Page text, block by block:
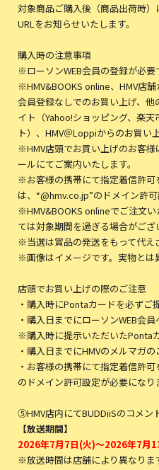
対象商品ご購入後（商品出荷時
URLをお知らせいたします。
購入時の注意事項
※ローソンWEB会員の登録が必要
※HMV&BOOKS online、HMV店
会員登録なしでのお買い上げ、他
イト（Yahoo!ショッピング、楽
ト）、HMV＠Loppiからのお買い
※HMV店頭でお買い上げのお客
ールにてご案内いたします。
※お客様の携帯にて指定着信許可
は、“@hmv.co.jp”のドメイン許可
※HMV&BOOKS onlineでご注文
ては対象期間を過ぎる場合がござ
※当選は賞品の発送をもって代え
※画像はイメージです。実物とは
店頭でお買い上げの際のご注意
・購入時にPontaカードを必ずご
・購入日までにローソンWEB会
※購入時に提示いただいたPonta
・購入日までにHMVのメルマガの
・お客様の携帯にて指定着信許
のドメイン許可設定が必要になり
⑤HMV店内にてBUDDiiSのコメン
【放送期間】
2026年7月7日(火)～2026年7月
※放送時間は店舗により異なりま